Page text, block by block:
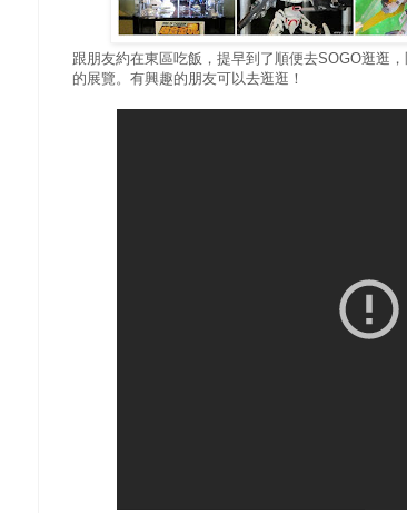
跟朋友約在東區吃飯，提早到了順便去SOGO逛逛
的展覽。有興趣的朋友可以去逛逛！